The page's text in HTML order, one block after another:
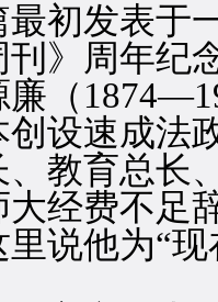
表于一
刊》周年纪
设速成法
教育总长
大经费不足
说他为“